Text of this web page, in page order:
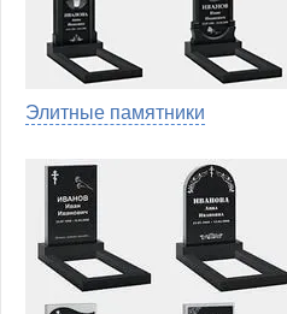
Элитные памятники